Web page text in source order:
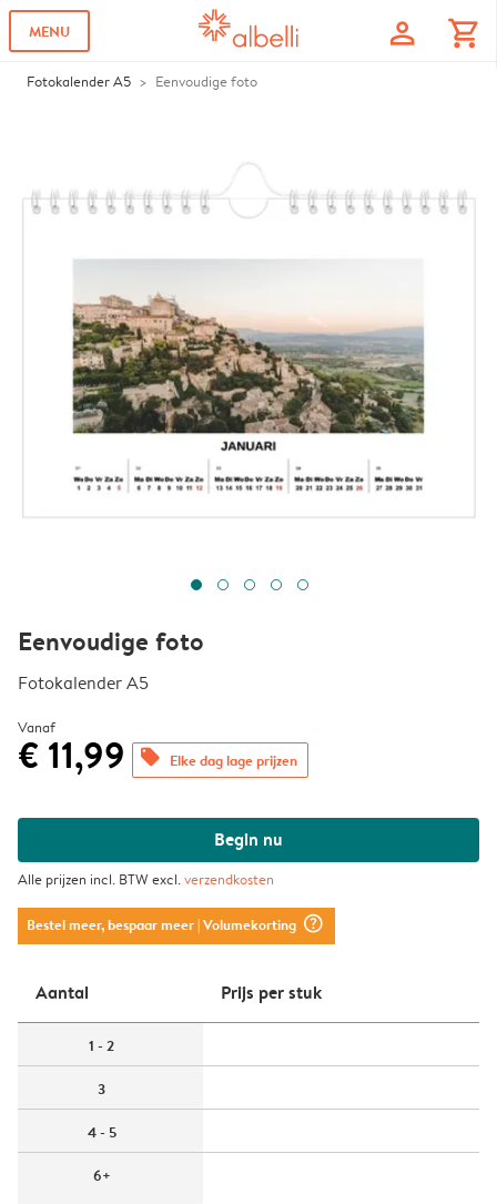
MENU profile shopping_cart
Fotokalender A5 Eenvoudige foto
Eenvoudige foto
Fotokalender A5
Vanaf
€ 11,99 offers Elke dag lage prijzen
Begin nu
Alle prijzen incl. BTW excl.verzendkosten
Bestel meer, bespaar meer| Volumekorting question_mark_circle
Aantal Prijs per stuk
1 - 2
3
4 - 5
6+